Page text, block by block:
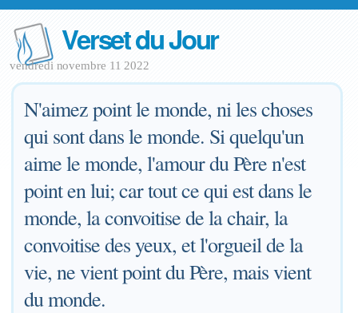
Verset du Jour
vendredi novembre 11 2022
N'aimez point le monde, ni les choses
qui sont dans le monde. Si quelqu'un
aime le monde, l'amour du Père n'est
point en lui; car tout ce qui est dans le
monde, la convoitise de la chair, la
convoitise des yeux, et l'orgueil de la
vie, ne vient point du Père, mais vient
du monde.